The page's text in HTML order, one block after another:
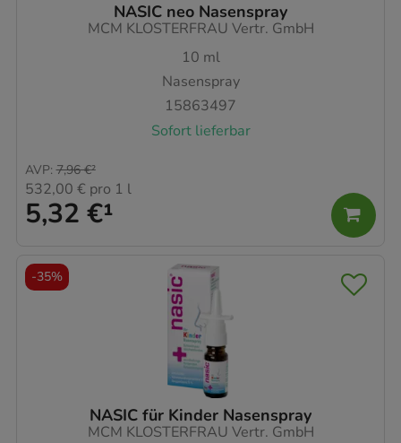
NASIC neo Nasenspray
MCM KLOSTERFRAU Vertr. GmbH
10 ml
Nasenspray
15863497
Sofort lieferbar
5,32 €¹
AVP: 7,96 €²
532,00 € pro 1 l
NASIC für Kinder Nasenspray
MCM KLOSTERFRAU Vertr. GmbH
-35%